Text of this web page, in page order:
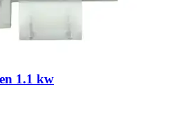
1.1 kw